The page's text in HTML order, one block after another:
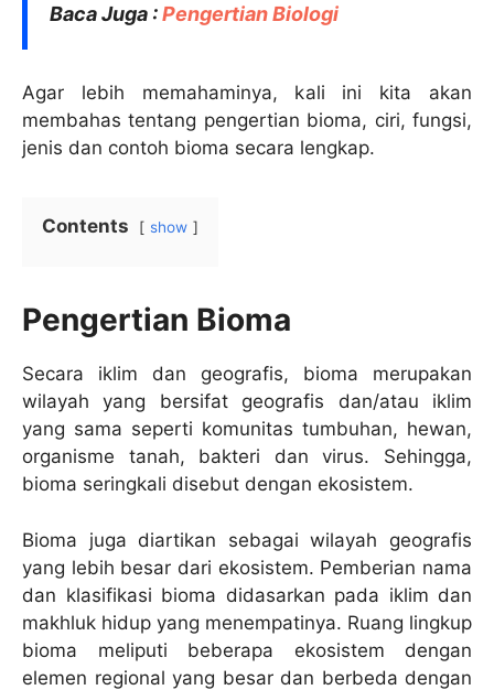
Baca Juga :Pengertian Biologi
Agar lebih memahaminya, kali ini kita akan
membahas tentang pengertian bioma, ciri, fungsi,
jenis dan contoh bioma secara lengkap.
Contents show
Pengertian Bioma
Secara iklim dan geografis, bioma merupakan
wilayah yang bersifat geografis dan/atau iklim
yang sama seperti komunitas tumbuhan, hewan,
organisme tanah, bakteri dan virus. Sehingga,
bioma seringkali disebut dengan ekosistem.
Bioma juga diartikan sebagai wilayah geografis
yang lebih besar dari ekosistem. Pemberian nama
dan klasifikasi bioma didasarkan pada iklim dan
makhluk hidup yang menempatinya. Ruang lingkup
bioma meliputi beberapa ekosistem dengan
elemen regional yang besar dan berbeda dengan